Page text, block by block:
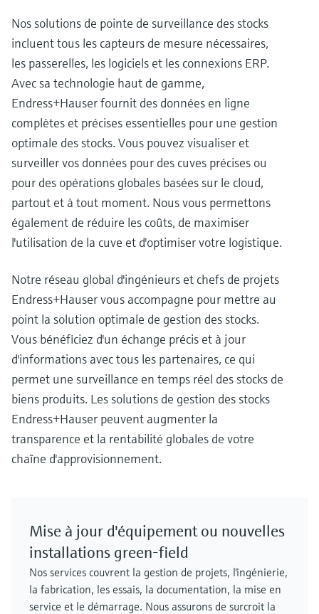
Nos solutions de pointe de surveillance des stocks
incluent tous les capteurs de mesure nécessaires,
les passerelles, les logiciels et les connexions ERP.
Avec sa technologie haut de gamme,
Endress+Hauser fournit des données en ligne
complètes et précises essentielles pour une gestion
optimale des stocks. Vous pouvez visualiser et
surveiller vos données pour des cuves précises ou
pour des opérations globales basées sur le cloud,
partout et à tout moment. Nous vous permettons
également de réduire les coûts, de maximiser
l'utilisation de la cuve et d'optimiser votre logistique.
Notre réseau global d'ingénieurs et chefs de projets
Endress+Hauser vous accompagne pour mettre au
point la solution optimale de gestion des stocks.
Vous bénéficiez d'un échange précis et à jour
d'informations avec tous les partenaires, ce qui
permet une surveillance en temps réel des stocks de
biens produits. Les solutions de gestion des stocks
Endress+Hauser peuvent augmenter la
transparence et la rentabilité globales de votre
chaîne d'approvisionnement.
Mise à jour d'équipement ou nouvelles
installations green-field
Nos services couvrent la gestion de projets, l'ingénierie,
la fabrication, les essais, la documentation, la mise en
service et le démarrage. Nous assurons de surcroit la